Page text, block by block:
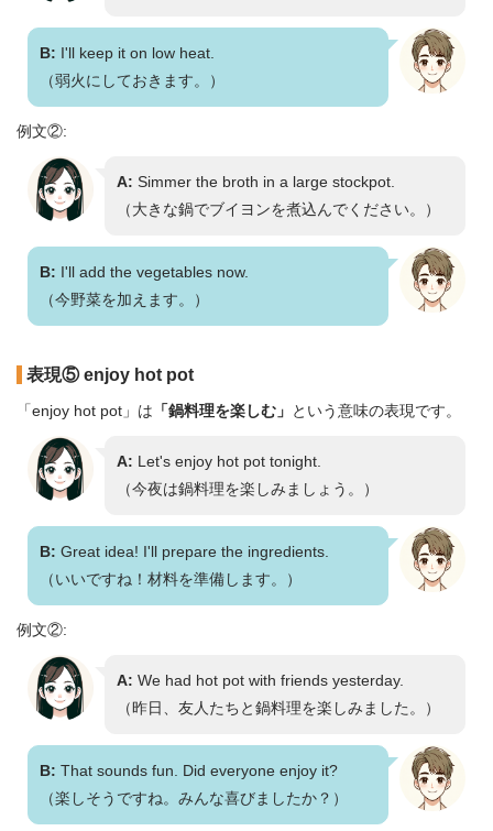
B: I'll keep it on low heat.
（弱火にしておきます。）
例文②:
A: Simmer the broth in a large stockpot.
（大きな鍋でブイヨンを煮込んでください。）
B: I'll add the vegetables now.
（今野菜を加えます。）
表現⑤ enjoy hot pot
「enjoy hot pot」は 「鍋料理を楽しむ」 という意味の表現です。
A: Let's enjoy hot pot tonight.
（今夜は鍋料理を楽しみましょう。）
B: Great idea! I'll prepare the ingredients.
（いいですね！材料を準備します。）
例文②:
A: We had hot pot with friends yesterday.
（昨日、友人たちと鍋料理を楽しみました。）
B: That sounds fun. Did everyone enjoy it?
（楽しそうですね。みんな喜びましたか？）